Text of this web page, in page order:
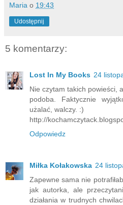
Maria o 19:43
Udostępnij
5 komentarzy:
Lost In My Books 24
Nie czytam takich powieści,
podoba. Faktycznie
użalać, walczy. :)
http://
Odpowiedz
Miłka Kołakowska 24
Zapewne sama nie
jak autorka, ale
działania w trudnych